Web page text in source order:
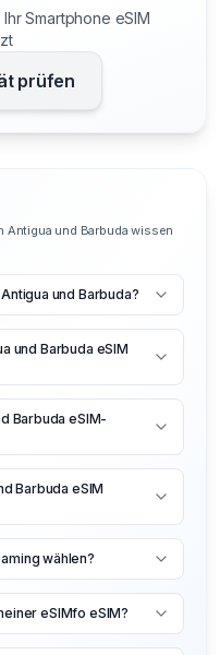
Smartphone eSIM
prüfen
Antigua und Barbuda wissen
und Barbuda?
und Barbuda eSIM
Barbuda eSIM-
Barbuda eSIM
wählen?
eSIMfo eSIM?